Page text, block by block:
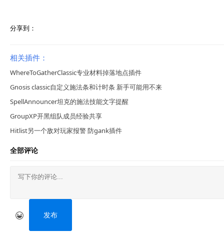
分享到：
相关插件：
WhereToGatherClassic专业材料掉落地点插件
Gnosis classic自定义施法条和计时条 新手可能用不来
SpellAnnouncer坦克的施法技能文字提醒
GroupXP开黑组队成员经验共享
Hitlist另一个敌对玩家报警 防gank插件
全部评论
发布